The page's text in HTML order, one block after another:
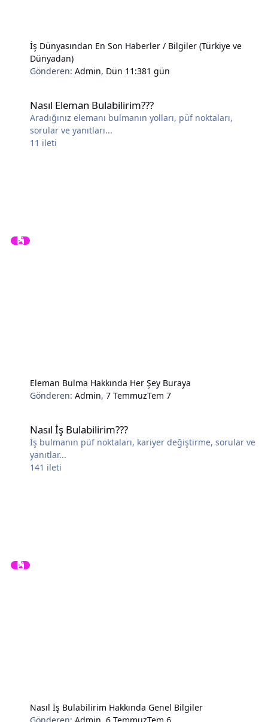
İş Dünyasından En Son Haberler / Bilgiler (Türkiye ve
Dünyadan)
Gönderen:Admin, Dün 11:381 gün
Nasıl Eleman Bulabilirim???
Aradığınız elemanı bulmanın yolları, püf noktaları,
sorular ve yanıtları...
11 ileti
Eleman Bulma Hakkında Her Şey Buraya
Gönderen:Admin,7 TemmuzTem 7
Nasıl İş Bulabilirim???
İş bulmanın püf noktaları, kariyer değiştirme, sorular ve
yanıtlar...
141 ileti
Nasıl İş Bulabilirim Hakkında Genel Bilgiler
Gönderen:Admin,6 TemmuzTem 6